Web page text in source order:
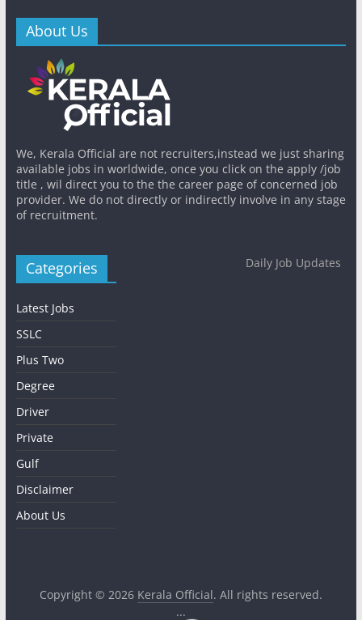
About Us
We, Kerala Official are not recruiters,instead we just sharing
available jobs in worldwide, once you click on the apply /job
title , wil direct you to the the career page of concerned job
provider. We do not directly or indirectly involve in any stage
of recruitment.
Categories
Latest Jobs
SSLC
Plus Two
Degree
Driver
Private
Gulf
Disclaimer
About Us
Daily Job Updates
Copyright © 2026 Kerala Official. All rights reserved.
...